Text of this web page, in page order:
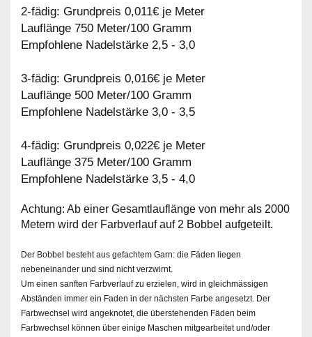
2-fädig: Grundpreis 0,011€ je Meter
Lauflänge 750 Meter/100 Gramm
Empfohlene Nadelstärke 2,5 - 3,0
3-fädig: Grundpreis 0,016€ je Meter
Lauflänge 500 Meter/100 Gramm
Empfohlene Nadelstärke 3,0 - 3,5
4-fädig: Grundpreis 0,022€ je Meter
Lauflänge 375 Meter/100 Gramm
Empfohlene Nadelstärke 3,5 - 4,0
Achtung: Ab einer Gesamtlauflänge von mehr als 2000
Metern wird der Farbverlauf auf 2 Bobbel aufgeteilt.
Der Bobbel besteht aus gefachtem Garn: die Fäden liegen
nebeneinander und sind nicht verzwirnt.
Um einen sanften Farbverlauf zu erzielen, wird in gleichmässigen
Abständen immer ein Faden in der nächsten Farbe angesetzt. Der
Farbwechsel wird angeknotet, die überstehenden Fäden beim
Farbwechsel können über einige Maschen mitgearbeitet und/oder